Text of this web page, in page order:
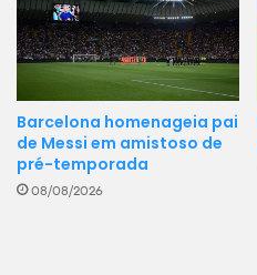
Barcelona homenageia pai
de Messi em amistoso de
pré-temporada
08/08/2026